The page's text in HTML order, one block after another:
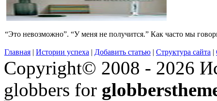
“Это невозможно”. “У меня не получится.” Как часто мы
Главная | Истории успеха | Добавить статью | Структура сайта |
Copyright© 2008 - 2026
globbers for